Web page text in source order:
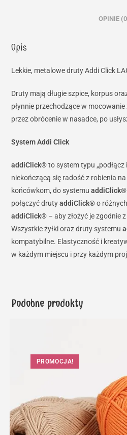
OPINIE
Opis
Lekkie, metalowe druty Addi Click
Druty mają długie szpice, korpus
płynnie przechodzące w mocowanie
przez obrócenie w nasadce, po
System Addi Click
addiClick®to system typu
niekończącą się radość z robienia
końcówkom, do systemuaddiClick®
połączyć drutyaddiClick®o
addiClick® – aby złożyć je zgodnie
Wszystkie żyłki oraz druty systemu
kompatybilne. Elastyczność i
w każdym miejscu i przy każdym
Podobne produkty
PROMOCJA!